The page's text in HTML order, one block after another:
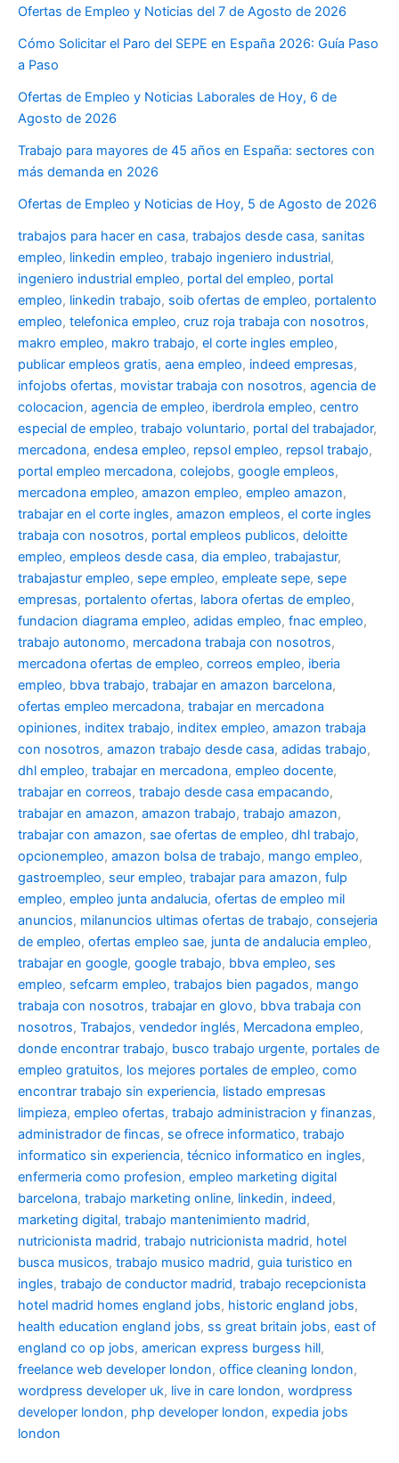
Ofertas de Empleo y Noticias del 7 de Agosto de 2026
Cómo Solicitar el Paro del SEPE en España 2026: Guía Paso
a Paso
Ofertas de Empleo y Noticias Laborales de Hoy, 6 de
Agosto de 2026
Trabajo para mayores de 45 años en España: sectores con
más demanda en 2026
Ofertas de Empleo y Noticias de Hoy, 5 de Agosto de 2026
trabajos para hacer en casa, trabajos desde casa, sanitas
empleo, linkedin empleo, trabajo ingeniero industrial,
ingeniero industrial empleo, portal del empleo, portal
empleo, linkedin trabajo, soib ofertas de empleo, portalento
empleo, telefonica empleo, cruz roja trabaja con nosotros,
makro empleo, makro trabajo, el corte ingles empleo,
publicar empleos gratis, aena empleo, indeed empresas,
infojobs ofertas, movistar trabaja con nosotros, agencia de
colocacion, agencia de empleo, iberdrola empleo, centro
especial de empleo, trabajo voluntario, portal del trabajador,
mercadona, endesa empleo, repsol empleo, repsol trabajo,
portal empleo mercadona, colejobs, google empleos,
mercadona empleo, amazon empleo, empleo amazon,
trabajar en el corte ingles, amazon empleos, el corte ingles
trabaja con nosotros, portal empleos publicos, deloitte
empleo, empleos desde casa, dia empleo, trabajastur,
trabajastur empleo, sepe empleo, empleate sepe, sepe
empresas, portalento ofertas, labora ofertas de empleo,
fundacion diagrama empleo, adidas empleo, fnac empleo,
trabajo autonomo, mercadona trabaja con nosotros,
mercadona ofertas de empleo, correos empleo, iberia
empleo, bbva trabajo, trabajar en amazon barcelona,
ofertas empleo mercadona, trabajar en mercadona
opiniones, inditex trabajo, inditex empleo, amazon trabaja
con nosotros, amazon trabajo desde casa, adidas trabajo,
dhl empleo, trabajar en mercadona, empleo docente,
trabajar en correos, trabajo desde casa empacando,
trabajar en amazon, amazon trabajo, trabajo amazon,
trabajar con amazon, sae ofertas de empleo, dhl trabajo,
opcionempleo, amazon bolsa de trabajo, mango empleo,
gastroempleo, seur empleo, trabajar para amazon, fulp
empleo, empleo junta andalucia, ofertas de empleo mil
anuncios, milanuncios ultimas ofertas de trabajo, consejeria
de empleo, ofertas empleo sae, junta de andalucia empleo,
trabajar en google, google trabajo, bbva empleo, ses
empleo, sefcarm empleo, trabajos bien pagados, mango
trabaja con nosotros, trabajar en glovo, bbva trabaja con
nosotros, Trabajos, vendedor inglés, Mercadona empleo,
donde encontrar trabajo, busco trabajo urgente, portales de
empleo gratuitos, los mejores portales de empleo, como
encontrar trabajo sin experiencia, listado empresas
limpieza, empleo ofertas, trabajo administracion y finanzas,
administrador de fincas, se ofrece informatico, trabajo
informatico sin experiencia, técnico informatico en ingles,
enfermeria como profesion, empleo marketing digital
barcelona, trabajo marketing online, linkedin, indeed,
marketing digital, trabajo mantenimiento madrid,
nutricionista madrid, trabajo nutricionista madrid, hotel
busca musicos, trabajo musico madrid, guia turistico en
ingles, trabajo de conductor madrid, trabajo recepcionista
hotel madrid homes england jobs, historic england jobs,
health education england jobs, ss great britain jobs, east of
england co op jobs, american express burgess hill,
freelance web developer london, office cleaning london,
wordpress developer uk, live in care london, wordpress
developer london, php developer london, expedia jobs
london